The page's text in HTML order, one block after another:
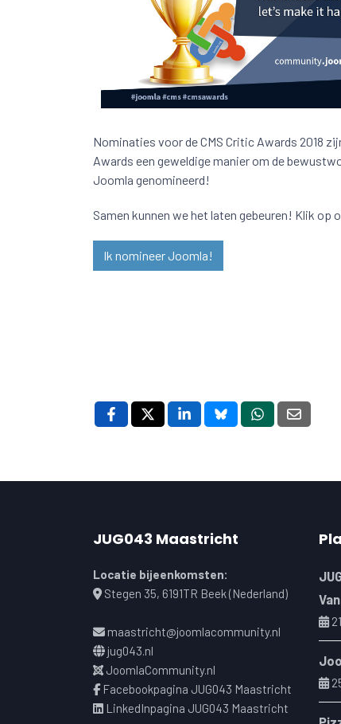
Nominaties voor de CMS Critic Awards 2018
Awards een geweldige manier om de
Joomla genomineerd!
Samen kunnen we het laten gebeuren! Klik
Ik nomineer Joomla!
JUG043 Maastricht
Locatie bijeenkomsten:
Stegen 35, 6191TR Beek (Nederland)
maastricht@joomlacommunity.nl
jug043.nl
JoomlaCommunity.nl
Facebookpagina JUG043 Maastricht
LinkedInpagina JUG043 Maastricht